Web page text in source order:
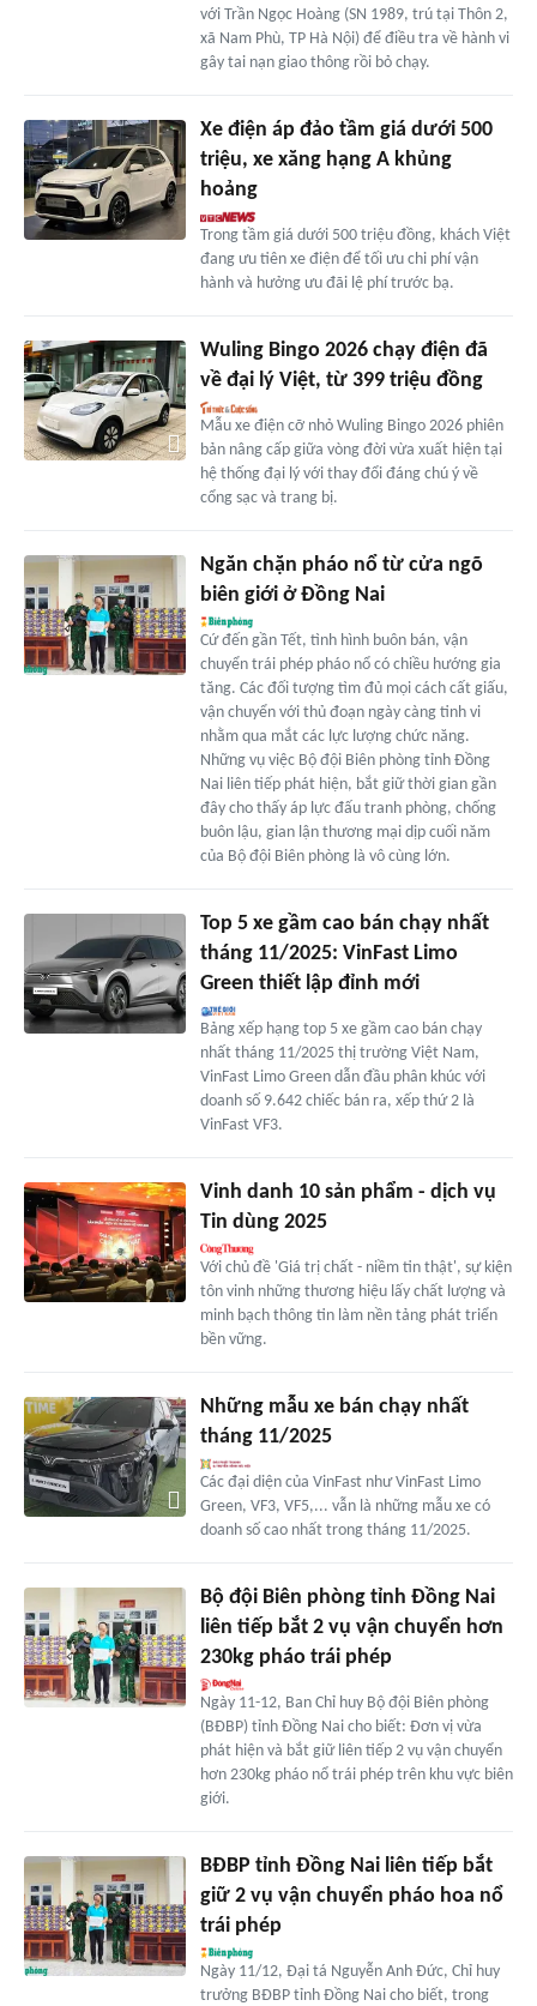
với Trần Ngọc Hoàng (SN 1989, trú tại Thôn 2,
xã Nam Phù, TP Hà Nội) để điều tra về hành vi
gây tai nạn giao thông rồi bỏ chạy.
Xe điện áp đảo tầm giá dưới 500
triệu, xe xăng hạng A khủng
hoảng
Trong tầm giá dưới 500 triệu đồng, khách Việt
đang ưu tiên xe điện để tối ưu chi phí vận
hành và hưởng ưu đãi lệ phí trước bạ.
Wuling Bingo 2026 chạy điện đã
về đại lý Việt, từ 399 triệu đồng
Mẫu xe điện cỡ nhỏ Wuling Bingo 2026 phiên
bản nâng cấp giữa vòng đời vừa xuất hiện tại
hệ thống đại lý với thay đổi đáng chú ý về
cổng sạc và trang bị.
Ngăn chặn pháo nổ từ cửa ngõ
biên giới ở Đồng Nai
Cứ đến gần Tết, tình hình buôn bán, vận
chuyển trái phép pháo nổ có chiều hướng gia
tăng. Các đối tượng tìm đủ mọi cách cất giấu,
vận chuyển với thủ đoạn ngày càng tinh vi
nhằm qua mắt các lực lượng chức năng.
Những vụ việc Bộ đội Biên phòng tỉnh Đồng
Nai liên tiếp phát hiện, bắt giữ thời gian gần
đây cho thấy áp lực đấu tranh phòng, chống
buôn lậu, gian lận thương mại dịp cuối năm
của Bộ đội Biên phòng là vô cùng lớn.
Top 5 xe gầm cao bán chạy nhất
tháng 11/2025: VinFast Limo
Green thiết lập đỉnh mới
Bảng xếp hạng top 5 xe gầm cao bán chạy
nhất tháng 11/2025 thị trường Việt Nam,
VinFast Limo Green dẫn đầu phân khúc với
doanh số 9.642 chiếc bán ra, xếp thứ 2 là
VinFast VF3.
Vinh danh 10 sản phẩm - dịch vụ
Tin dùng 2025
Với chủ đề 'Giá trị chất - niềm tin thật', sự kiện
tôn vinh những thương hiệu lấy chất lượng và
minh bạch thông tin làm nền tảng phát triển
bền vững.
Những mẫu xe bán chạy nhất
tháng 11/2025
Các đại diện của VinFast như VinFast Limo
Green, VF3, VF5,... vẫn là những mẫu xe có
doanh số cao nhất trong tháng 11/2025.
Bộ đội Biên phòng tỉnh Đồng Nai
liên tiếp bắt 2 vụ vận chuyển hơn
230kg pháo trái phép
Ngày 11-12, Ban Chỉ huy Bộ đội Biên phòng
(BĐBP) tỉnh Đồng Nai cho biết: Đơn vị vừa
phát hiện và bắt giữ liên tiếp 2 vụ vận chuyển
hơn 230kg pháo nổ trái phép trên khu vực biên
giới.
BĐBP tỉnh Đồng Nai liên tiếp bắt
giữ 2 vụ vận chuyển pháo hoa nổ
trái phép
Ngày 11/12, Đại tá Nguyễn Anh Đức, Chỉ huy
trưởng BĐBP tỉnh Đồng Nai cho biết, trong